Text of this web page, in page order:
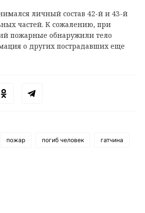
личный состав 42-й и 43-й
частей. К сожалению, при
пожарные обнаружили тело
о других пострадавших еще
пожар погиб человек гатчина